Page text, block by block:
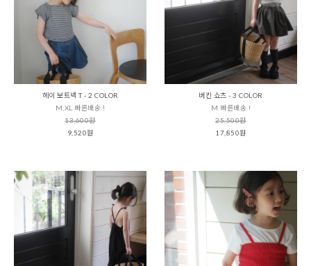
헤이 보트넥 T - 2 COLOR
M,XL 빠른배송 !
13,600원
9,520원
버킨 쇼츠 - 3 COLOR
M 빠른배송 !
25,500원
17,850원